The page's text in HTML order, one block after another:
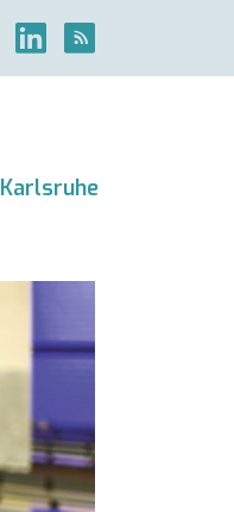
Karlsruhe